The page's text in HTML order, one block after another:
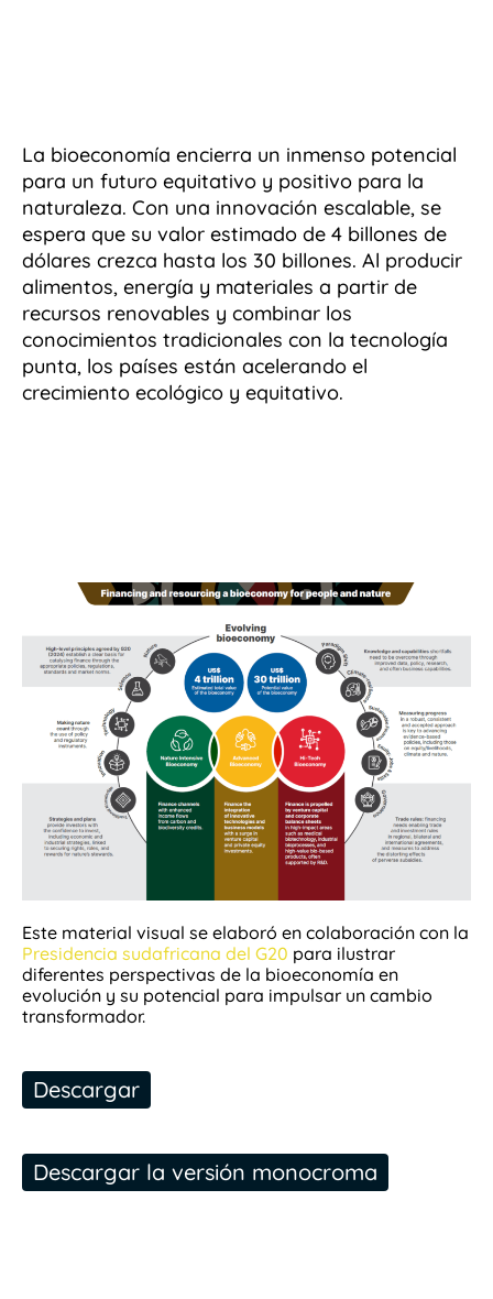
La bioeconomía encierra un inmenso potencial
para un futuro equitativo y positivo para la
naturaleza. Con una innovación escalable, se
espera que su valor estimado de 4 billones de
dólares crezca hasta los 30 billones. Al producir
alimentos, energía y materiales a partir de
recursos renovables y combinar los
conocimientos tradicionales con la tecnología
punta, los países están acelerando el
crecimiento ecológico y equitativo.
Este material visual se elaboró en colaboración con la
Presidencia sudafricana del G20 para ilustrar
diferentes perspectivas de la bioeconomía en
evolución y su potencial para impulsar un cambio
transformador.
Descargar
Descargar la versión monocroma